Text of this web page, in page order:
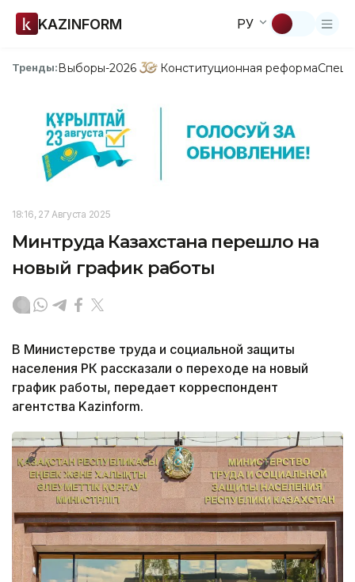
KAZINFORM РУ
Тренды:Выборы-2026 Конституционная реформа
18:16, 27 Августа 2025
Минтруда Казахстана перешло на
новый график работы
В Министерстве труда и социальной защиты
населения РК рассказали о переходе на новый
график работы, передает корреспондент
агентства Kazinform.